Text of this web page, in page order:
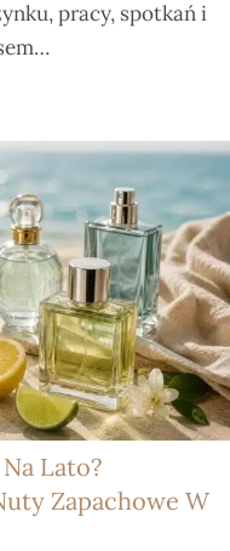
pracy, spotkań i
Lato?
Zapachowe W